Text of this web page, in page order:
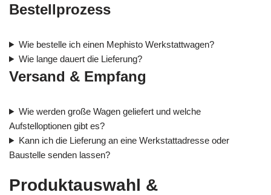
Bestellprozess
Wie bestelle ich einen Mephisto Werkstattwagen?
Wie lange dauert die Lieferung?
Versand & Empfang
Wie werden große Wagen geliefert und welche
Aufstelloptionen gibt es?
Kann ich die Lieferung an eine Werkstattadresse oder
Baustelle senden lassen?
Produktauswahl &